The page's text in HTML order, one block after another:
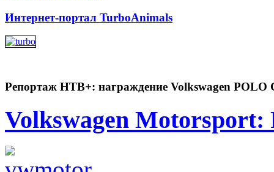
Интернет-портал TurboAnimals
Репортаж НТВ+: награждение Volkswagen POLO
Volkswagen